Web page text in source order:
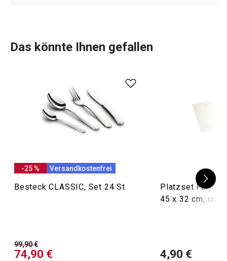
Das könnte Ihnen gefallen
-25 % Versandkostenfrei
Besteck CLASSIC, Set 24 St.
99,90 €
74,90 €
Platzset FLAIR
45 x 32 cm,
4,90 €